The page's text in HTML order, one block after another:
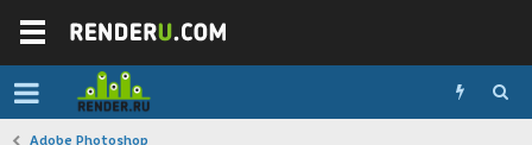
Adobe Photoshop